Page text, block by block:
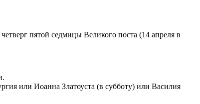
пятой седмицы Великого поста (14 апреля в
или Иоанна Златоуста (в субботу) или Василия